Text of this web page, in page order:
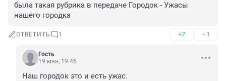
была такая рубрика в передаче Городок - Ужасы
нашего городка
ОТВЕТИТЬ 1 +7 –1
Гость
19 мая, 19:46
Наш городок это и есть ужас.